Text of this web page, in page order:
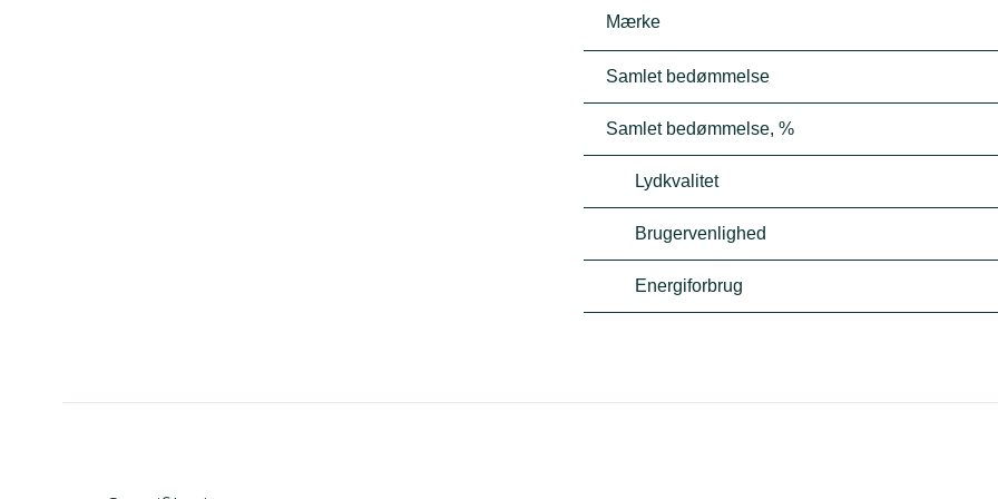
Mærke
Samlet bedømmelse
Samlet bedømmelse, %
Lydkvalitet
Brugervenlighed
Energiforbrug